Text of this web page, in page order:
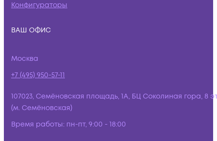
Конфигураторы
ВАШ ОФИС
Москва
+7 (495) 950-57-11
107023, Семёновская площадь, 1А, БЦ Соколиная гора, 8
(м. Семёновская)
Время работы: пн-пт, 9:00 - 18:00